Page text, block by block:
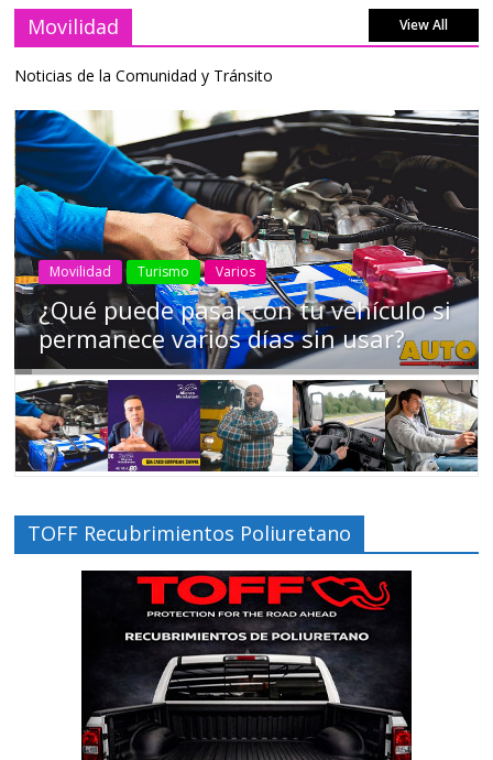
Movilidad View All
Noticias de la Comunidad y Tránsito
AEADE Industria Motociclismo Motos Movilidad
Campaña busca cambiar destino de
los motociclistas en la región
TOFF Recubrimientos Poliuretano